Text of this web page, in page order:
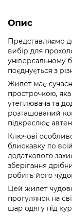
Опис
Представляємо
вибір для
універсальному
поєднується з
Жилет має
прострочкою,
утеплювача та
розташований
підкреслює
Ключові
блискавку по
додаткового
зберігання
робить його
Цей жилет
прогулянок на
шар одягу під